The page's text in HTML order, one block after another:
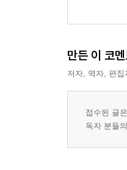
만든 이 코
저자, 역자, 편
접수된 글
독자 분들